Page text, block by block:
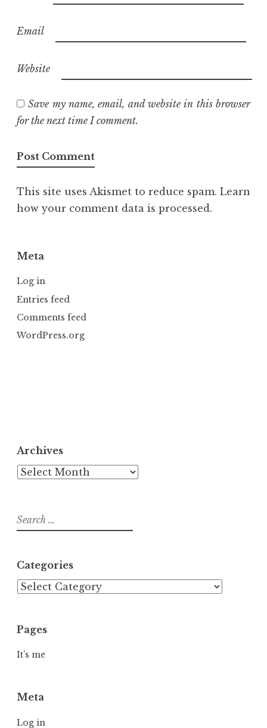
Email
Website
Save my name, email, and website in this browser
for the next time I comment.
This site uses Akismet to reduce spam. Learn
how your comment data is processed.
Meta
Log in
Entries feed
Comments feed
WordPress.org
Archives
Archives
Search
for:
Categories
Categories
Pages
It’s me
Meta
Log in